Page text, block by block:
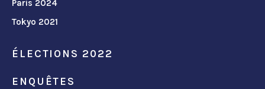
Paris 2024
Tokyo 2021
ÉLECTIONS 2022
ENQUÊTES